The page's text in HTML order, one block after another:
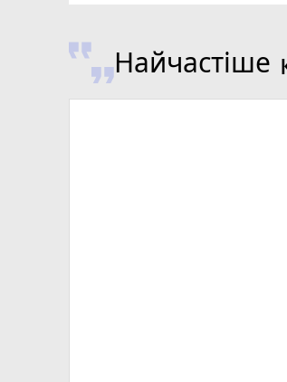
Найчастіше